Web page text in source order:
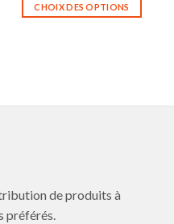
CHOIX DES OPTIONS
Les
sur
de produits à
préférés.